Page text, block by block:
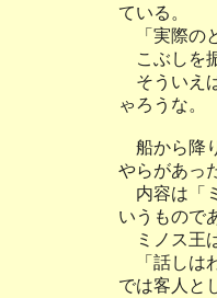
ている。
「実際の
こぶしを
そういえ
ゃろうな。
船から降
やらがあっ
内容は「
いうもので
ミノス王
「話しは
では客人と